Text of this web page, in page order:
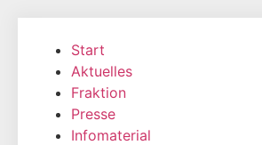
wechseln
Start
Aktuelles
Fraktion
Presse
Infomaterial